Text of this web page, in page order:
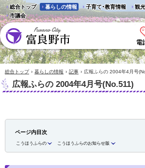
総合トップ 暮らしの情報 子育て・教育情報 観
市議会
富良野市 - Frano City
総合トップ › 暮らしの情報 › 記事 › 広報ふらの 2004年4月号
広報ふらの 2004年4月号(No.511)
ページ内目次
こうほうふらの こうほうふらのお知らせ版